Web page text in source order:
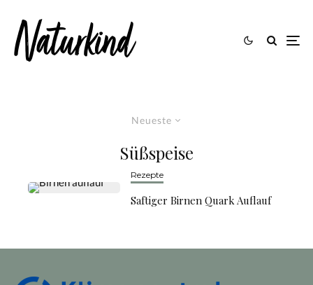
Neueste
Süßspeise
Rezepte
Saftiger Birnen Quark Auflauf